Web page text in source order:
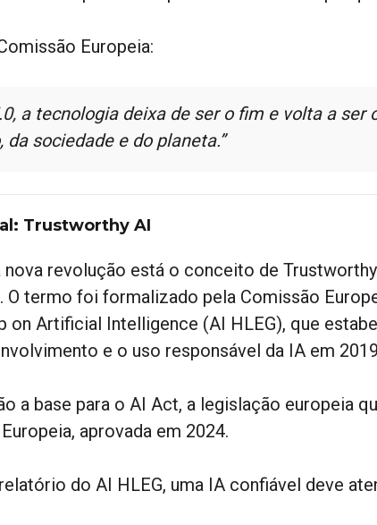
Europeia:
a tecnologia deixa de ser o fim e volta a
da sociedade e do planeta.”
Trustworthy AI
nova revolução está o conceito de
O termo foi formalizado pela Comissão
on Artificial Intelligence (AI HLEG), que
e o uso responsável da IA em
a base para o AI Act, a legislação europeia
aprovada em 2024.
do AI HLEG, uma IA confiável deve